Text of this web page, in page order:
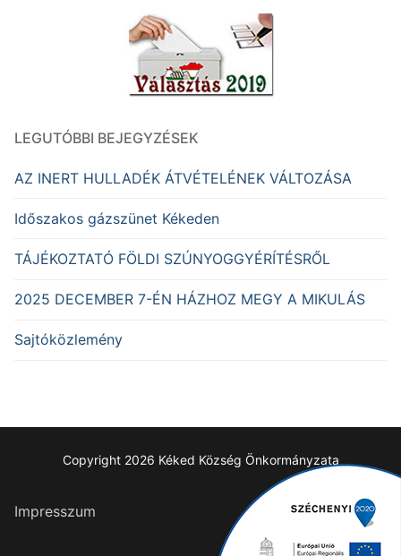
LEGUTÓBBI BEJEGYZÉSEK
AZ INERT HULLADÉK ÁTVÉTELÉNEK VÁLTOZÁSA
Időszakos gázszünet Kékeden
TÁJÉKOZTATÓ FÖLDI SZÚNYOGGYÉRÍTÉSRŐL
2025 DECEMBER 7-ÉN HÁZHOZ MEGY A MIKULÁS
Sajtóközlemény
Copyright 2026 Kéked Község Önkormányzata
Impresszum